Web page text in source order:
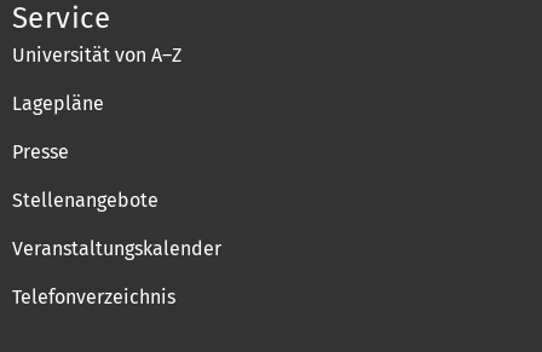
Service
Universität von A–Z
Lagepläne
Presse
Stellenangebote
Veranstaltungskalender
Telefonverzeichnis